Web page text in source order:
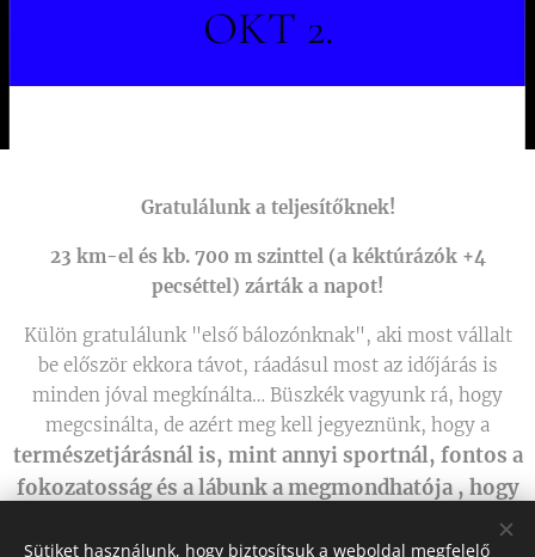
OKT 2.
Gratulálunk a teljesítőknek!
23 km-el és kb. 700 m szinttel (a kéktúrázók +4
pecséttel) zárták a napot!
Külön gratulálunk "első bálozónknak", aki most vállalt
be először ekkora távot, ráadásul most az időjárás is
minden jóval megkínálta… Büszkék vagyunk rá, hogy
megcsinálta, de azért meg kell jegyeznünk, hogy a
természetjárásnál is, mint annyi sportnál, fontos a
fokozatosság és a lábunk a megmondhatója , hogy
Sütiket használunk, hogy biztosítsuk a weboldal megfelelő